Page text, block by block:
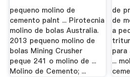
pequeno molino de
cemento palnt ... Pirotecnia
molino de bolas Australia.
2013 pequeno molino de
bolas Mining Crusher
peque 241 o molino de ...
Molino de Cemento; ...
de
de
a
...